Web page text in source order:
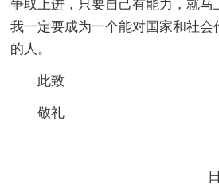
争取上进，只要自己有能力，就马
我一定要成为一个能对国家和社会
的人。
此致
敬礼